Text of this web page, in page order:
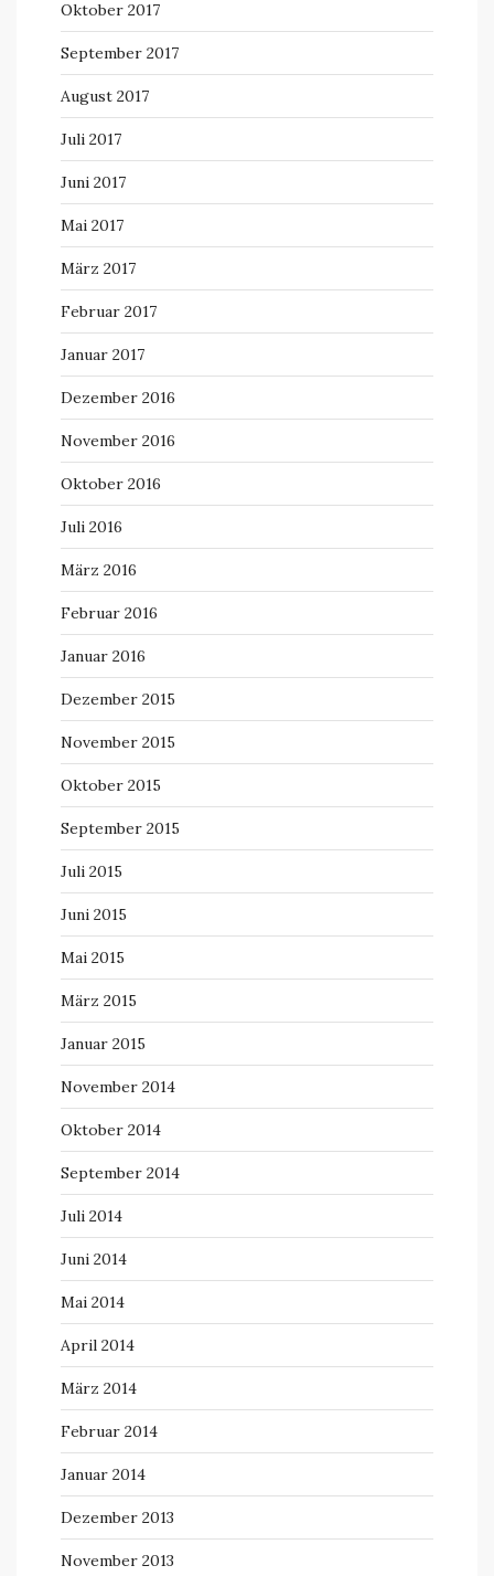
Oktober 2017
September 2017
August 2017
Juli 2017
Juni 2017
Mai 2017
März 2017
Februar 2017
Januar 2017
Dezember 2016
November 2016
Oktober 2016
Juli 2016
März 2016
Februar 2016
Januar 2016
Dezember 2015
November 2015
Oktober 2015
September 2015
Juli 2015
Juni 2015
Mai 2015
März 2015
Januar 2015
November 2014
Oktober 2014
September 2014
Juli 2014
Juni 2014
Mai 2014
April 2014
März 2014
Februar 2014
Januar 2014
Dezember 2013
November 2013